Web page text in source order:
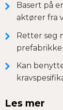
Basert på
aktører fra
Retter seg
Kan
Les mer